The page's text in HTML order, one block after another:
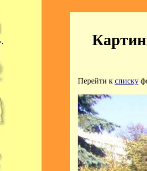
Перейти к списку